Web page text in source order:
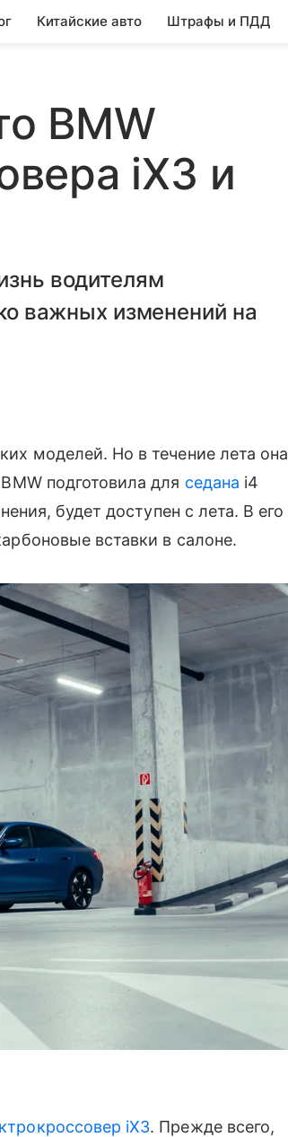
Китайские авто Штрафы и ПДД
BMW
iX3 и
водителям
важных изменений на
моделей. Но в течение лета она
подготовила для седана i4
будет доступен с лета. В его
вставки в салоне.
iX3. Прежде всего,